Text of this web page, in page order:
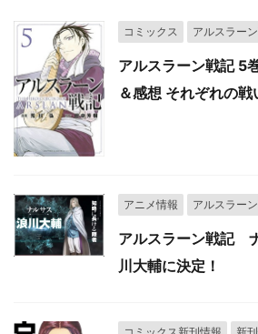
コミックス アルスラー
アルスラーン戦記 5
＆感想 それぞれの
アニメ情報 アルスラー
アルスラーン戦記
川大輔に決定！